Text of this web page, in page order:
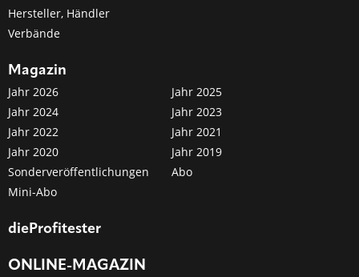
Hersteller, Händler
Verbände
Magazin
Jahr 2026
Jahr 2025
Jahr 2024
Jahr 2023
Jahr 2022
Jahr 2021
Jahr 2020
Jahr 2019
Sonderveröffentlichungen
Abo
Mini-Abo
dieProfitester
ONLINE-MAGAZIN